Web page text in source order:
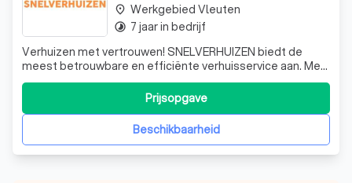
Verhuizen met vertrouwen! SNELVERHUIZEN biedt de
meest betrouwbare en efficiënte verhuisservice aan. Met
meer dan 12 jaar ervaring in het verhuizen van particuliere
en zakelijke klanten, zijn wij een toonaangevende
verhuisbedrijf waar u op kunt vertrouwen. Ons team heeft
de kennis en ervaring om allBeschikbaarheid
Prijsopgave
place Werkgebied Vleuten
timelapse 7 jaar in bedrijf